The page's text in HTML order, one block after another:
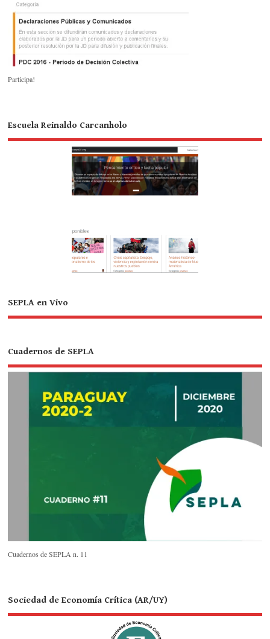
Participa!
Escuela Reinaldo Carcanholo
SEPLA en Vivo
Cuadernos de SEPLA
Cuadernos de SEPLA n. 11
Sociedad de Economía Crítica (AR/UY)